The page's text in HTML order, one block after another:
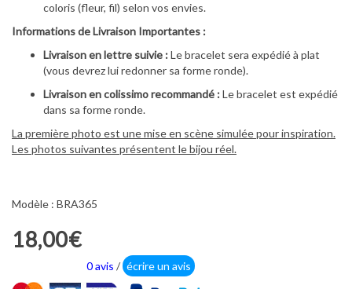
coloris (fleur, fil) selon vos envies.
Informations de Livraison Importantes :
Livraison en lettre suivie :Le bracelet sera expédié à plat
(vous devrez lui redonner sa forme ronde).
Livraison en colissimo recommandé :Le bracelet est expédié
dans sa forme ronde.
La première photo est une mise en scène simulée pour inspiration.
Les photos suivantes présentent le bijou réel.
Modèle : BRA365
18,00€
0 avis / écrire un avis